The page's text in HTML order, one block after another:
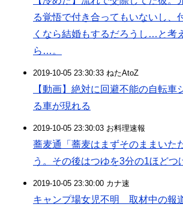
る覚悟で付き合ってもいないし、
くなら結婚もするだろうし…と考
ら…。
2019-10-05 23:30:33 ねたAtoZ
【動画】絶対に回避不能の自転車
る車が現れる
2019-10-05 23:30:03 お料理速報
蕎麦通「蕎麦はまずそのままいた
う。その後はつゆを3分の1ほどつ
2019-10-05 23:30:00 カナ速
キャンプ場女児不明 取材中の報